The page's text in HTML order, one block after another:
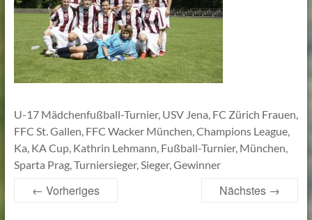
Lehmann
U-17 Mädchenfußball-Turnier, USV Jena, FC Zürich Frauen,
FFC St. Gallen, FFC Wacker München, Champions League,
Ka, KA Cup, Kathrin Lehmann, Fußball-Turnier, München,
Sparta Prag, Turniersieger, Sieger, Gewinner
← Vorheriges Nächstes →